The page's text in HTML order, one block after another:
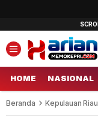
HOME NASIONAL
Beranda Kepulauan Riau